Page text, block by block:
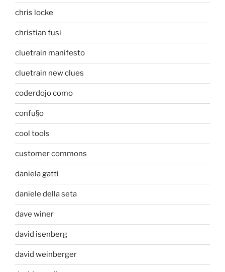
chris locke
christian fusi
cluetrain manifesto
cluetrain new clues
coderdojo como
confu§o
cool tools
customer commons
daniela gatti
daniele della seta
dave winer
david isenberg
david weinberger